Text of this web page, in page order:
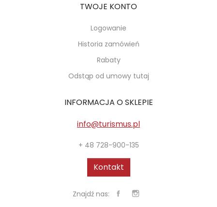
TWOJE KONTO
Logowanie
Historia zamówień
Rabaty
Odstąp od umowy tutaj
INFORMACJA O SKLEPIE
info@turismus.pl
+ 48 728-900-135
Kontakt
Znajdź nas: